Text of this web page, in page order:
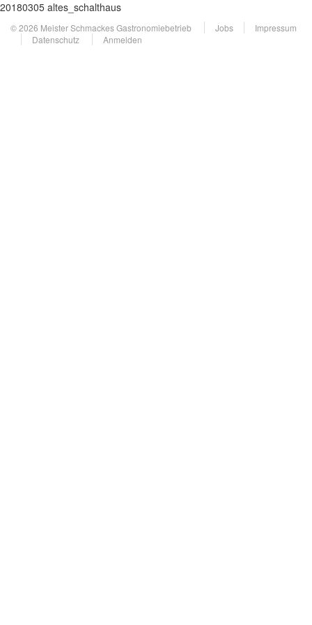
20180305 altes_schalthaus
© 2026 Meister Schmackes Gastronomiebetrieb Jobs
Impressum
Datenschutz
Anmelden